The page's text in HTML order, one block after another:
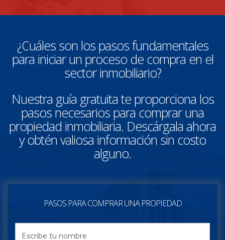
¿Cuáles son los pasos fundamentales
para iniciar un proceso de compra en el
sector inmobiliario?
Nuestra guía gratuita te proporciona los
pasos necesarios para comprar una
propiedad inmobiliaria. Descárgala ahora
y obtén valiosa información sin costo
alguno.
PASOS PARA COMPRAR UNA PROPIEDAD